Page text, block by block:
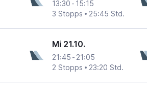
13:30 - 15:15
3 Stopps
25:45 Std.
Mi 21.10.
21:45 - 21:05
2 Stopps
23:20 Std.